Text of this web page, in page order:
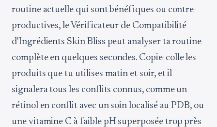
routine actuelle qui sont bénéfiques ou contre-
productives, le Vérificateur de Compatibilité
d'Ingrédients Skin Bliss peut analyser ta routine
complète en quelques secondes. Copie-colle les
produits que tu utilises matin et soir, et il
signalera tous les conflits connus, comme un
rétinol en conflit avec un soin localisé au PDB, ou
une vitamine C à faible pH superposée trop près